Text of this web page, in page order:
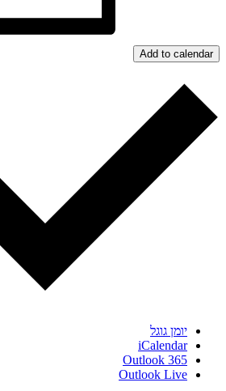
Add to calendar
יומן גוגל
iCalendar
Outlook 365
Outlook Live